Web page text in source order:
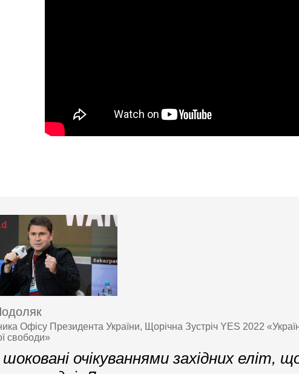
Офісу Президента України, Щорічна Зустріч YES 2022
свободи»
очікуваннями західних еліт,